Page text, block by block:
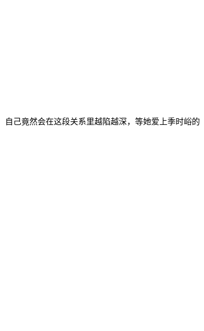
己竟然会在这段关系里越陷越深，等她爱上季时峪的